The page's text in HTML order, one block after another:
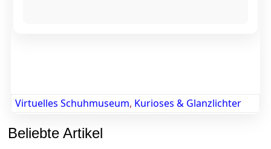
Virtuelles Schuhmuseum, Kurioses & Glanzlichter
Beliebte Artikel